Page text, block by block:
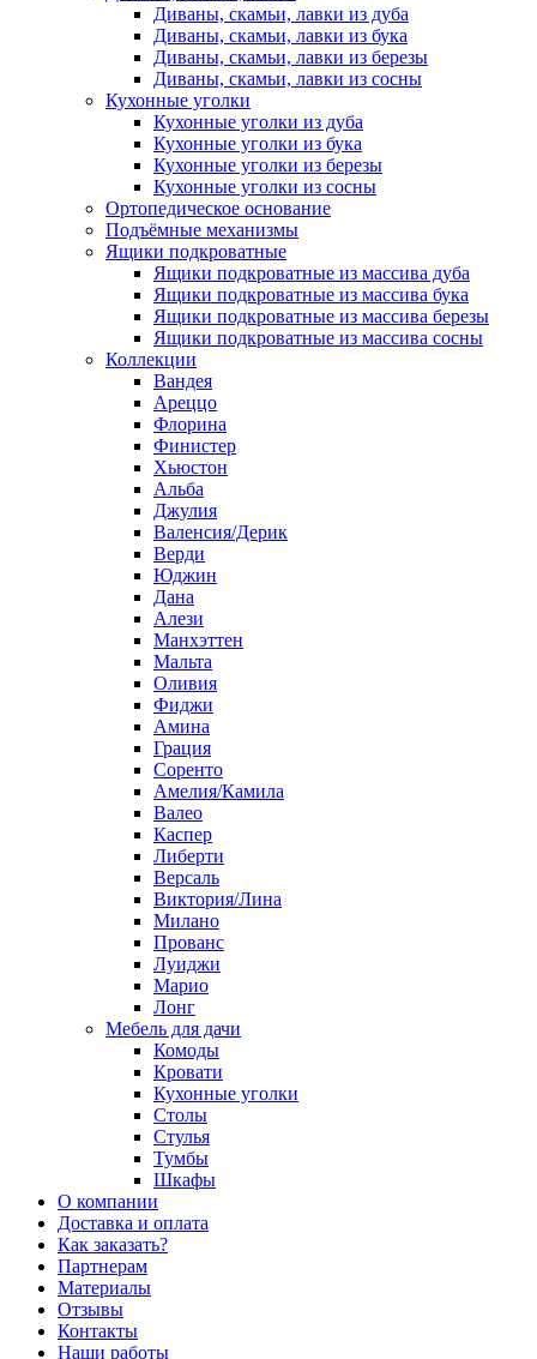
Диваны, скамьи, лавки из дуба
Диваны, скамьи, лавки из бука
Диваны, скамьи, лавки из березы
Диваны, скамьи, лавки из сосны
Кухонные уголки
Кухонные уголки из дуба
Кухонные уголки из бука
Кухонные уголки из березы
Кухонные уголки из сосны
Ортопедическое основание
Подъёмные механизмы
Ящики подкроватные
Ящики подкроватные из массива дуба
Ящики подкроватные из массива бука
Ящики подкроватные из массива березы
Ящики подкроватные из массива сосны
Коллекции
Вандея
Ареццо
Флорина
Финистер
Хьюстон
Альба
Джулия
Валенсия/Дерик
Верди
Юджин
Дана
Алези
Манхэттен
Мальта
Оливия
Фиджи
Амина
Грация
Соренто
Амелия/Камила
Валео
Каспер
Либерти
Версаль
Виктория/Лина
Милано
Прованс
Луиджи
Марио
Лонг
Мебель для дачи
Комоды
Кровати
Кухонные уголки
Столы
Стулья
Тумбы
Шкафы
О компании
Доставка и оплата
Как заказать?
Партнерам
Материалы
Отзывы
Контакты
Наши работы